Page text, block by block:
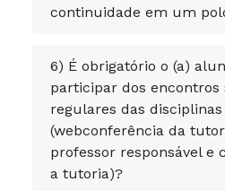
continuidade em um
6) É obrigatório o (a)
participar dos encontros
regulares das disciplinas
(webconferência da
professor responsável e
a tutoria)?